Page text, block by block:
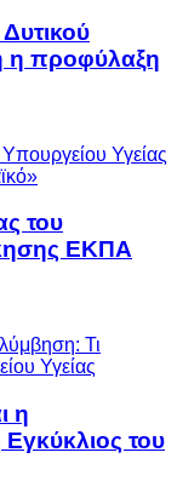
η προφύλαξη
του
ΕΚΠΑ
η
του